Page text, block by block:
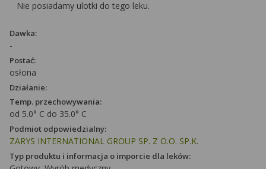
Nie posiadamy ulotki do tego leku.
Dawka:
-
Postać:
osłona
Działanie:
Temp. przechowywania:
od 5.0° C do 35.0° C
Podmiot odpowiedzialny:
ZARYS INTERNATIONAL GROUP SP. Z O.O. SP.K.
Typ produktu i informacja o imporcie dla leków: